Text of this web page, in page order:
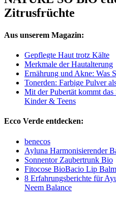
Zitrusfrüchte
Aus unserem Magazin:
Gepflegte Haut trotz Kälte
Merkmale der Hautalterung
Ernährung und Akne: Was
Tonerden: Farbige Pulver
Mit der Pubertät kommt
Kinder & Teens
Ecco Verde entdecken:
benecos
Ayluna Harmonisierender
Sonnentor Zaubertrunk Bio
Fitocose BioBacio Lip Balm
8 Erfahrungsberichte für
Neem Balance